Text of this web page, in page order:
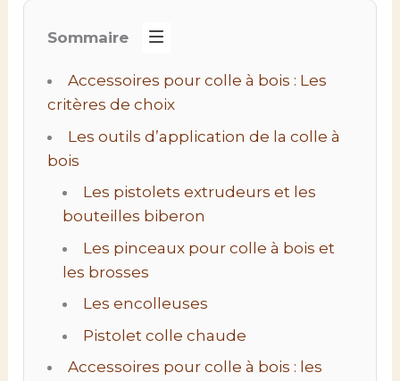
Sommaire
Accessoires pour colle à bois : Les
critères de choix
Les outils d’application de la colle à
bois
Les pistolets extrudeurs et les
bouteilles biberon
Les pinceaux pour colle à bois et
les brosses
Les encolleuses
Pistolet colle chaude
Accessoires pour colle à bois : les